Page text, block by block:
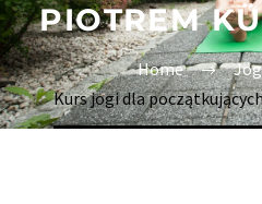
PIOTREM
Home
Kurs jogi dla